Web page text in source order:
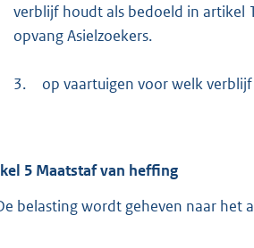
verblijf houdt als bedoeld in artikel
opvang Asielzoekers.
3. op vaartuigen voor welk
5 Maatstaf van heffing
belasting wordt geheven naar het